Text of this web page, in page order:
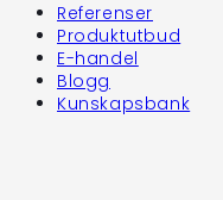
Referenser
Produktutbud
E-handel
Blogg
Kunskapsbank